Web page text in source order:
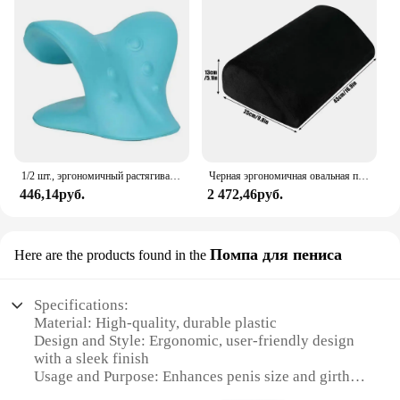
1/2 шт., эргономичный растягиватель для шеи
446,14руб.
Черная эргономичная овальная подставка для ног, подставка для ног из хлопка с эффектом памяти, для дома и офиса
2 472,46руб.
Here are the products found in the Помпа для пениса
Specifications:
Material: High-quality, durable plastic
Design and Style: Ergonomic, user-friendly design
with a sleek finish
Usage and Purpose: Enhances penis size and girth